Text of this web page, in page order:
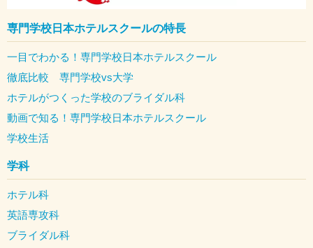
専門学校日本ホテルスクールの特長
一目でわかる！専門学校日本ホテルスクール
徹底比較 専門学校vs大学
ホテルがつくった学校のブライダル科
動画で知る！専門学校日本ホテルスクール
学校生活
学科
ホテル科
英語専攻科
ブライダル科